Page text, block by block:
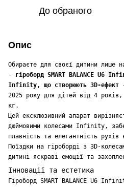
До обраного
Опис
Обираєте для своєї дитини лише
- гіроборд SMART BALANCE U6
Infinity, що створюють 3D-ефект
2025 року для дітей від 4
кг.
Цей ексклюзивний апарат
дюймовими колесами Infinity,
плавність та елегантність рухів
Поїздки на гіроборді з 3D-
дитині яскраві емоції та
Інновації та естетика
Гіроборд SMART BALANCE U6